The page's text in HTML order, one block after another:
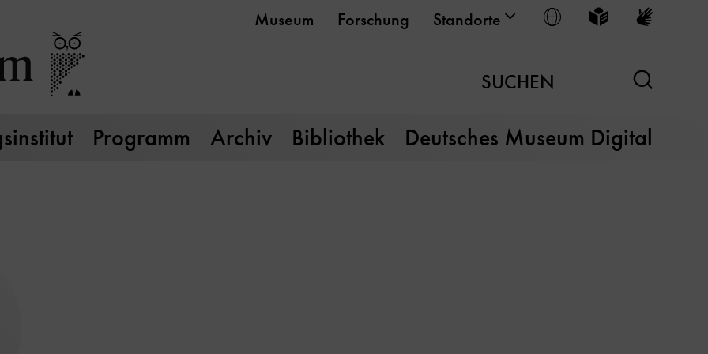
Museum Forschung Standorte Sprache wählen
Leichte Sprache
SUCHEN
Programm Archiv Bibliothek Deutsches Museum Digital